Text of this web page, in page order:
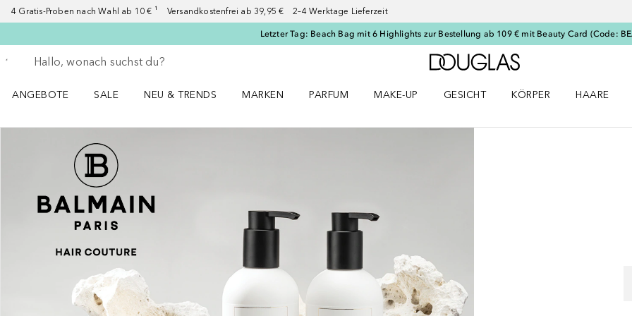
4 Gratis-Proben nach Wahl ab 10 € ¹ Versandkostenfrei ab 39,95 € 2–4 Werktage Lieferzeit
Letzter Tag: Beach Bag mit 6 Highlights zur Bestellung ab 109 € mit Beauty Card (Code:
Gehe zurück
Suche ausführen
Zur Douglas Startseite
ANGEBOTE
SALE
NEU & TRENDS
MARKEN
PARFUM
MAKE-UP
GESICHT
KÖRPER
HAARE